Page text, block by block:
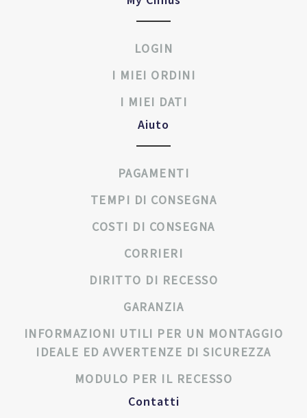
LOGIN
I MIEI ORDINI
I MIEI DATI
Aiuto
PAGAMENTI
TEMPI DI CONSEGNA
COSTI DI CONSEGNA
CORRIERI
DIRITTO DI RECESSO
GARANZIA
INFORMAZIONI UTILI PER UN MONTAGGIO
IDEALE ED AVVERTENZE DI SICUREZZA
MODULO PER IL RECESSO
Contatti